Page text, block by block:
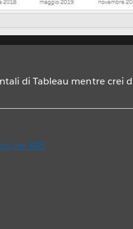
di Tableau mentre crei
dei KPI